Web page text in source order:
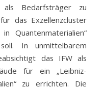
als Bedarfsträger zu
das Exzellenzcluster
Quantenmaterialien“
In unmittelbarem
das IFW als
für ein „Leibniz-
zu errichten. Die